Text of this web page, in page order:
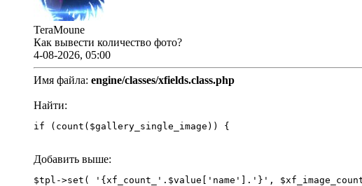
TeraMoune
Как вывести количество фото?
4-08-2026, 05:00
Имя файла: engine/classes/xfields.class.php
Найти:
if (count($gallery_single_image)) {
Добавить выше: